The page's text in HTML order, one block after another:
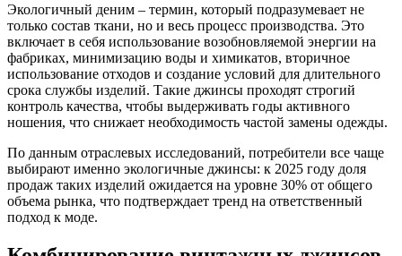
Экологичный деним – термин, который подразумевает не
только состав ткани, но и весь процесс производства. Это
включает в себя использование возобновляемой энергии на
фабриках, минимизацию воды и химикатов, вторичное
использование отходов и создание условий для длительного
срока службы изделий. Такие джинсы проходят строгий
контроль качества, чтобы выдерживать годы активного
ношения, что снижает необходимость частой замены одежды.
По данным отраслевых исследований, потребители все чаще
выбирают именно экологичные джинсы: к 2025 году доля
продаж таких изделий ожидается на уровне 30% от общего
объема рынка, что подтверждает тренд на ответственный
подход к моде.